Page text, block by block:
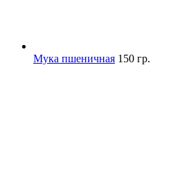
Мука пшеничная 150 гр.